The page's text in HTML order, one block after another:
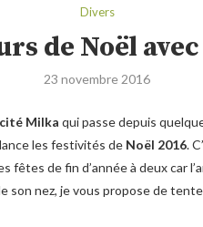
Divers
de Noël
23 novembre 2016
Milka qui passe depuis
les festivités de Noël 2016.
fêtes de fin d’année à deux car
nez, je vous propose de